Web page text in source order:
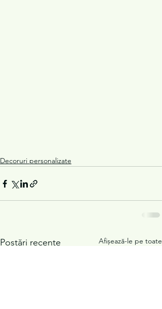
Decoruri personalizate
Postări recente Afișează-le pe toate